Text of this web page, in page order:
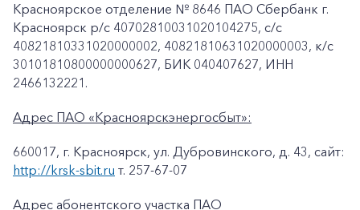
Красноярское отделение № 8646 ПАО Сбербанк г.
Красноярск p/c 40702810031020104275, с/с
40821810331020000002, 40821810631020000003, к/c
30101810800000000627, БИК 040407627, ИНН
2466132221.
Адрес ПАО «Красноярскэнергосбыт»:
660017, г. Красноярск, ул. Дубровинского, д. 43, сайт:
http://krsk-sbit.ru т. 257-67-07
Адрес абонентского участка ПАО